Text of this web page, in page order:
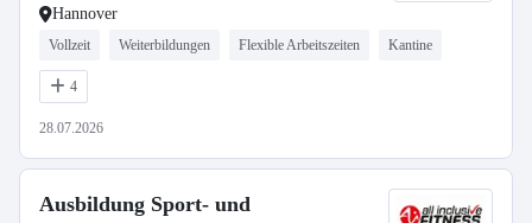
Hannover
Vollzeit Weiterbildungen Flexible Arbeitszeiten Kantine
4
28.07.2026
Ausbildung Sport- und